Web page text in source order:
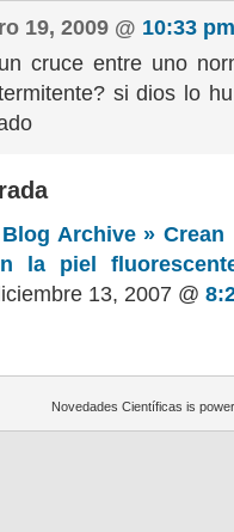
19, 2009 @ 10:33 pm
cruce entre uno
si dios lo
Archive »
la piel
13, 2007 @
Novedades Científicas is